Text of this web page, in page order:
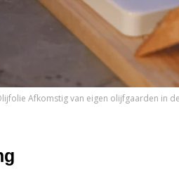
Afkomstig van eigen olijfgaarden in